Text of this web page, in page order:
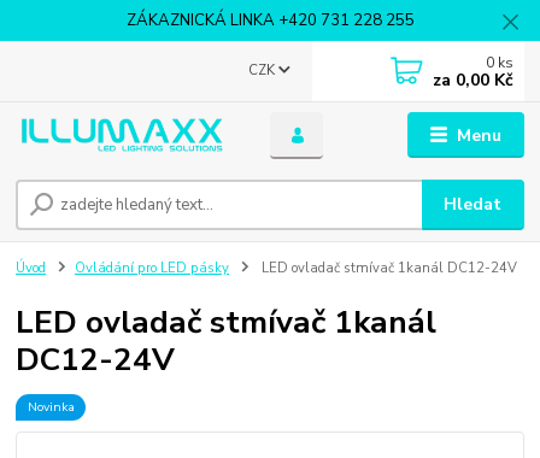
ZÁKAZNICKÁ LINKA +420 731 228 255
Menu
CZK
Hledat
0 ks
za 0,00 Kč
Úvod Ovládání pro LED pásky LED ovladač stmívač 1kanál DC12-24V
LED ovladač stmívač 1kanál
DC12-24V
Novinka